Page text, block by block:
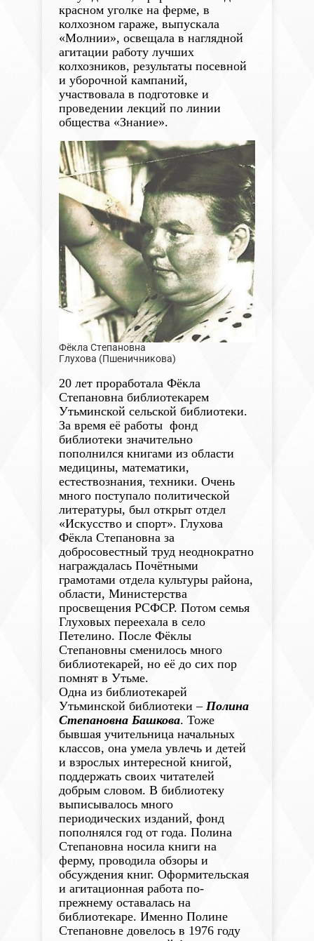
красном уголке на ферме, в
колхозном гараже, выпускала
«Молнии», освещала в наглядной
агитации работу лучших
колхозников, результаты посевной
и уборочной кампаний,
участвовала в подготовке и
проведении лекций по линии
общества «Знание».
Фёкла Степановна
Глухова (Пшеничникова)
20 лет проработала Фёкла
Степановна библиотекарем
Утьминской сельской библиотеки.
За время её работы фонд
библиотеки значительно
пополнился книгами из области
медицины, математики,
естествознания, техники. Очень
много поступало политической
литературы, был открыт отдел
«Искусство и спорт». Глухова
Фёкла Степановна за
добросовестный труд неоднократно
награждалась Почётными
грамотами отдела культуры района,
области, Министерства
просвещения РСФСР. Потом семья
Глуховых переехала в село
Петелино. После Фёклы
Степановны сменилось много
библиотекарей, но её до сих пор
помнят в Утьме.
Одна из библиотекарей
Утьминской библиотеки – Полина
Степановна Башкова. Тоже
бывшая учительница начальных
классов, она умела увлечь и детей
и взрослых интересной книгой,
поддержать своих читателей
добрым словом. В библиотеку
выписывалось много
периодических изданий, фонд
пополнялся год от года. Полина
Степановна носила книги на
ферму, проводила обзоры и
обсуждения книг. Оформительская
и агитационная работа по-
прежнему оставалась на
библиотекаре. Именно Полине
Степановне довелось в 1976 году